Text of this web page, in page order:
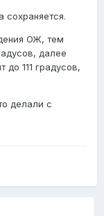
сохраняется.
ОЖ, тем
далее
до 111 градусов,
делали с